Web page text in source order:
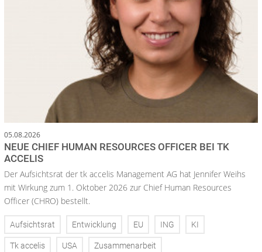
05.08.2026
NEUE CHIEF HUMAN RESOURCES OFFICER BEI TK
ACCELIS
Der Aufsichtsrat der tk accelis Management AG hat Jennifer Weihs
mit Wirkung zum 1. Oktober 2026 zur Chief Human Resources
Officer (CHRO) bestellt.
Aufsichtsrat Entwicklung EU ING KI
Tk accelis USA Zusammenarbeit